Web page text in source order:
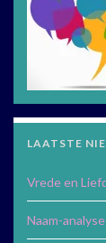
LAATSTE
Vrede en
Naam-